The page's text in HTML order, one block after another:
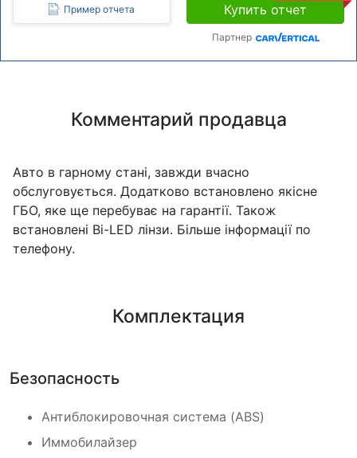
Пример отчета Купить отчет
Партнер
Комментарий продавца
Авто в гарному стані, завжди вчасно
обслуговується. Додатково встановлено якісне
ГБО, яке ще перебуває на гарантії. Також
встановлені Bi-LED лінзи. Більше інформації по
телефону.
Комплектация
Безопасность
Антиблокировочная система (ABS)
Иммобилайзер